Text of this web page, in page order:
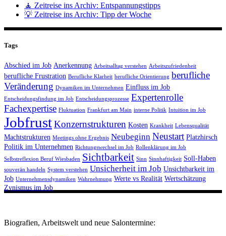
🧘 Zeitreise ins Archiv: Entspannungstipps
💡 Zeitreise ins Archiv: Tipp der Woche
Tags
Abschied im Job Anerkennung Arbeitsalltag verstehen Arbeitszufriedenheit
berufliche Frustration Berufliche Klarheit berufliche Orientierung berufliche
Veränderung Dynamiken im Unternehmen Einfluss im Job
Entscheidungsfindung im Job Entscheidungsprozesse Expertenrolle
Fachexpertise Fluktuation Frankfurt am Main interne Politik Intuition im Job
JobfrustKonzernstrukturen Kosten Krankheit Lebensqualität
Machtstrukturen Meetings ohne Ergebnis Neubeginn Neustart Platzhirsch
Politik im Unternehmen Richtungswechsel im Job Rollenklärung im Job
Selbstreflexion Beruf Wiesbaden Sichtbarkeit Sinn Sinnhaftigkeit Soll-Haben
souverän handeln System verstehen Unsicherheit im Job Unsichtbarkeit im
Job Unternehmensdynamiken Wahrnehmung Werte vs Realität Wertschätzung
Zynismus im Job
Biografien, Arbeitswelt und neue Salontermine: